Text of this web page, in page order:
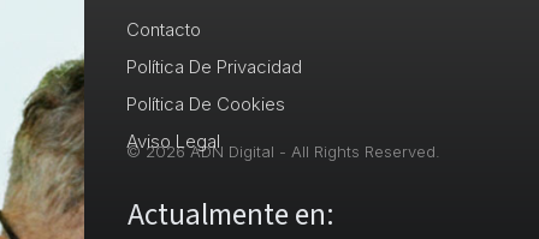
ejecución
rápida,
esta
web
no
es
para
ti.
Contacto
Política De Privacidad
Política De Cookies
Aviso Legal
© 2026 ADN Digital - All Rights Reserved.
Actualmente en: